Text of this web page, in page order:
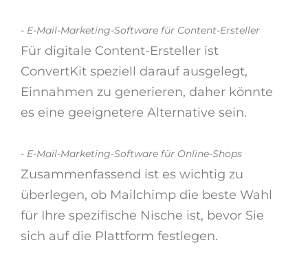
- E-Mail-Marketing-Software für Content-Ersteller
Für digitale Content-Ersteller ist
ConvertKit speziell darauf ausgelegt,
Einnahmen zu generieren, daher könnte
es eine geeignetere Alternative sein.
- E-Mail-Marketing-Software für Online-Shops
Zusammenfassend ist es wichtig zu
überlegen, ob Mailchimp die beste Wahl
für Ihre spezifische Nische ist, bevor Sie
sich auf die Plattform festlegen.